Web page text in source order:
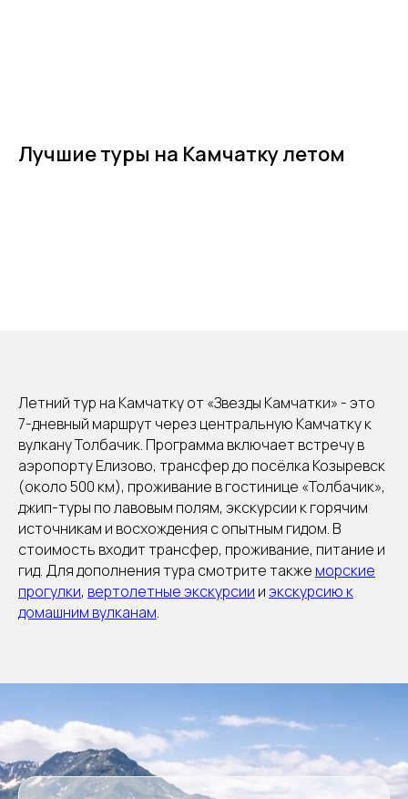
Лучшие туры на Камчатку летом
Летний тур на Камчатку от «Звезды Камчатки» - это
7-дневный маршрут через центральную Камчатку к
вулкану Толбачик. Программа включает встречу в
аэропорту Елизово, трансфер до посёлка Козыревск
(около 500 км), проживание в гостинице «Толбачик»,
джип-туры по лавовым полям, экскурсии к горячим
источникам и восхождения с опытным гидом. В
стоимость входит трансфер, проживание, питание и
гид. Для дополнения тура смотрите также морские
прогулки, вертолетные экскурсии иэкскурсию к
домашним вулканам.